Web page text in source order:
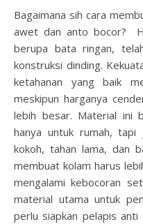
Bagaimana sih cara membuat kolam ikan dari hebel supaya
awet dan anto bocor?
berupa bata ringan,
konstruksi dinding.
ketahanan yang baik
meskipun harganya
lebih besar. Material ini
hanya untuk rumah, tapi
kokoh, tahan lama, dan
membuat kolam harus
mengalami kebocoran
material utama untuk
perlu siapkan pelapis